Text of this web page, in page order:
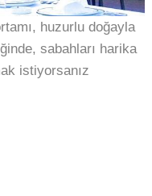
huzurlu doğayla
sabahları harika
istiyorsanız